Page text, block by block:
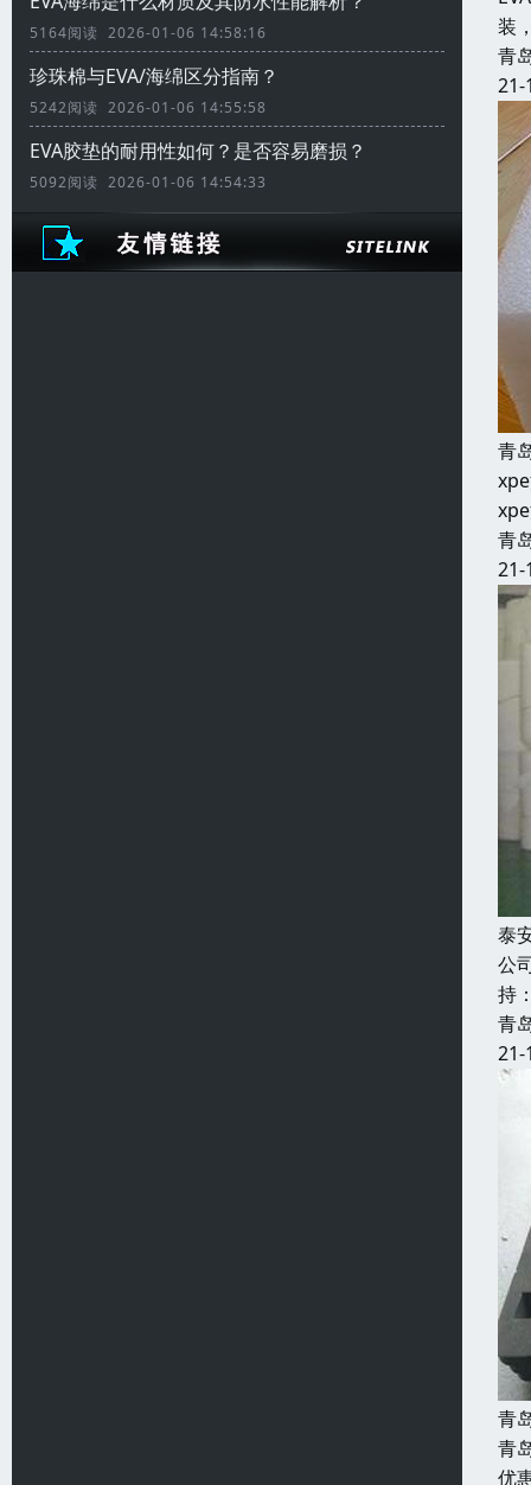
5164阅读 2026-01-06 14:58:16
珍珠棉与EVA/海绵区分指南？
5242阅读 2026-01-06 14:55:58
EVA胶垫的耐用性如何？是否容易磨损？
5092阅读 2026-01-06 14:54:33
装
青
21-
青
青
21-
泰
公
持
青
21-
青
青
优